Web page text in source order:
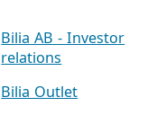
Bilia AB - Investor
relations
Bilia Outlet